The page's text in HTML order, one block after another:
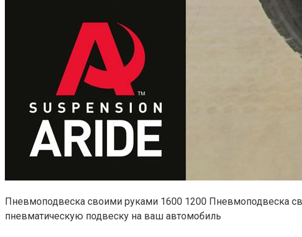
Пневмоподвеска своими руками 1600 1200 Пневмоподвеска
пневматическую подвеску на ваш автомобиль